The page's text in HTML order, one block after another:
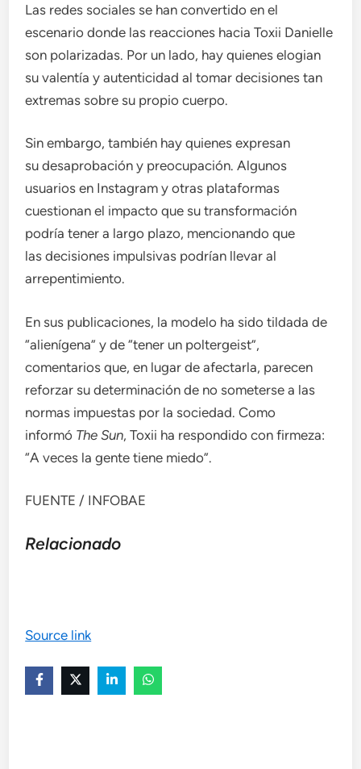
Las redes sociales se han convertido en el
escenario donde las reacciones hacia Toxii Danielle
son polarizadas. Por un lado, hay quienes elogian
su valentía y autenticidad al tomar decisiones tan
extremas sobre su propio cuerpo.
Sin embargo, también hay quienes expresan
su desaprobación y preocupación. Algunos
usuarios en Instagram y otras plataformas
cuestionan el impacto que su transformación
podría tener a largo plazo, mencionando que
las decisiones impulsivas podrían llevar al
arrepentimiento.
En sus publicaciones, la modelo ha sido tildada de
“alienígena” y de “tener un poltergeist”,
comentarios que, en lugar de afectarla, parecen
reforzar su determinación de no someterse a las
normas impuestas por la sociedad. Como
informó The Sun, Toxii ha respondido con firmeza:
“A veces la gente tiene miedo”.
FUENTE / INFOBAE
Relacionado
Source link